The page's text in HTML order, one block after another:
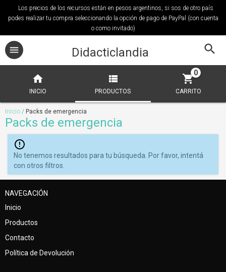
Los precios de los recursos están en pesos argentinos, si sos de otro país
podes realizar tu compra seleccionando la opción de pago de PayPal (con cuenta
o como invitado)
Didacticlandia
INICIO PRODUCTOS CARRITO
0
Inicio / Packs de emergencia
Packs de emergencia
No tenemos resultados para tu búsqueda. Por favor, intentá
con otros filtros.
NAVEGACIÓN
Inicio
Productos
Contacto
Política de Devolución